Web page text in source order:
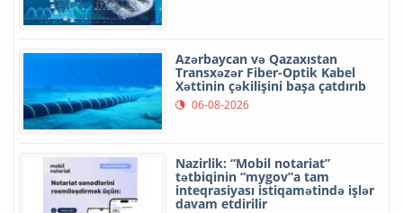
Azərbaycan və Qazaxıstan
Transxəzər Fiber-Optik Kabel
Xəttinin çəkilişini başa çatdırıb
06-08-2026
Nazirlik: “Mobil notariat”
tətbiqinin “mygov”a tam
inteqrasiyası istiqamətində işlər
davam etdirilir